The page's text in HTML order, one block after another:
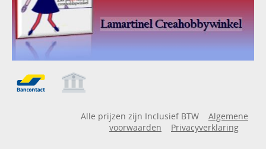
Alle prijzen zijn Inclusief BTW
Algemene
voorwaarden
Privacyverklaring